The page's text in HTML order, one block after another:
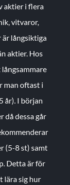
aktier i flera
vitvaror,
långsiktiga
aktier. Hos
man oftast i
år). I början
då dessa går
(5-8 st) samt
Detta är för
lära sig hur